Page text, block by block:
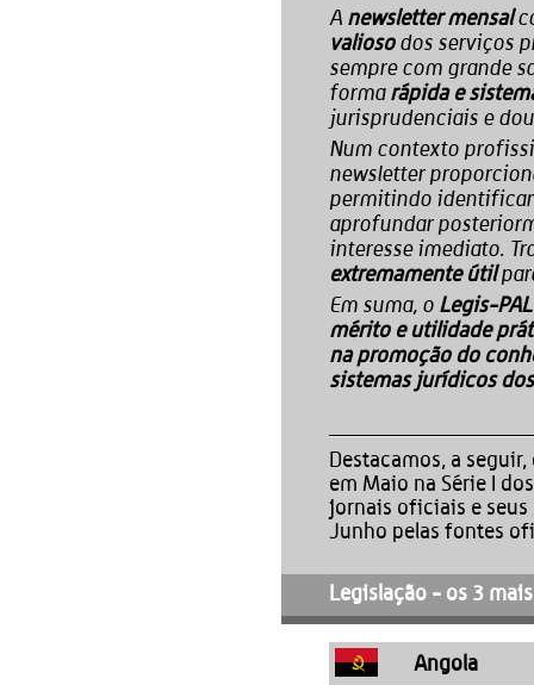
A newsletter mensal
valiosodos serviços
sempre com grande
forma rápida e
jurisprudenciais e
Num contexto
newsletter
permitindo identificar
aprofundar
interesse imediato.
extremamente útil
Em suma, o Legis-
mérito e utilidade
na promoção do
sistemas jurídicos
Destacamos, a
em Maio na Série I
jornais oficiais e
Junho pelas fontes
Legislação - os 3
Angola